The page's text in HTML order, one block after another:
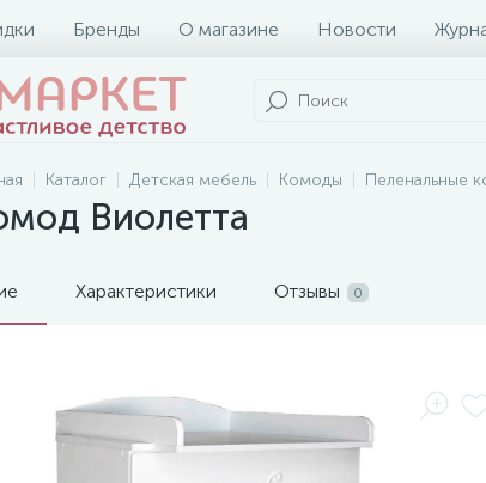
Бренды О магазине Новости
Каталог Детская мебель Комоды Пеленальные
Виолетта
Характеристики Отзывы 0